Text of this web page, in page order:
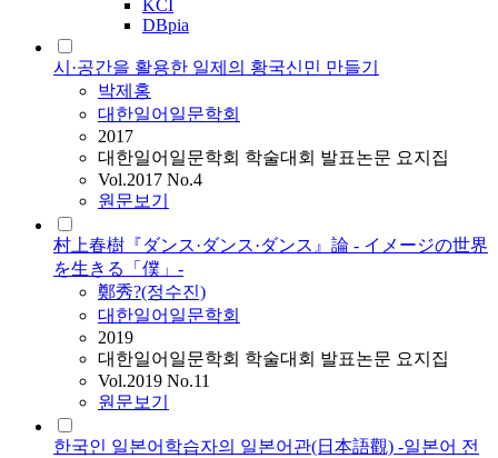
KCI
DBpia
시·공간을 활용한 일제의 황국신민 만들기
박제홍
대한일어일문학회
2017
대한일어일문학회 학술대회 발표논문 요지집
Vol.2017 No.4
원문보기
村上春樹『ダンス·ダンス·ダンス』論 - イメージの世界
を生きる「僕」-
鄭秀?(정수진)
대한일어일문학회
2019
대한일어일문학회 학술대회 발표논문 요지집
Vol.2019 No.11
원문보기
한국인 일본어학습자의 일본어관(日本語觀) -일본어 전